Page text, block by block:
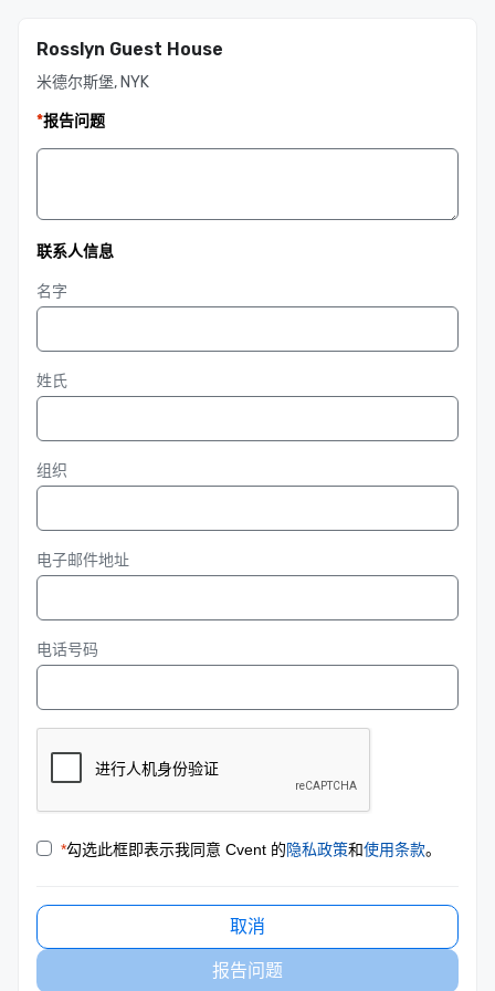
Rosslyn Guest House
米德尔斯堡, NYK
*报告问题
联系人信息
名字
姓氏
组织
电子邮件地址
电话号码
*勾选此框即表示我同意 Cvent 的隐私政策和使用条款。
取消
报告问题